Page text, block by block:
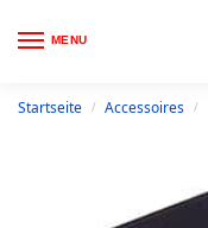
MENU
Startseite / Accessoires /